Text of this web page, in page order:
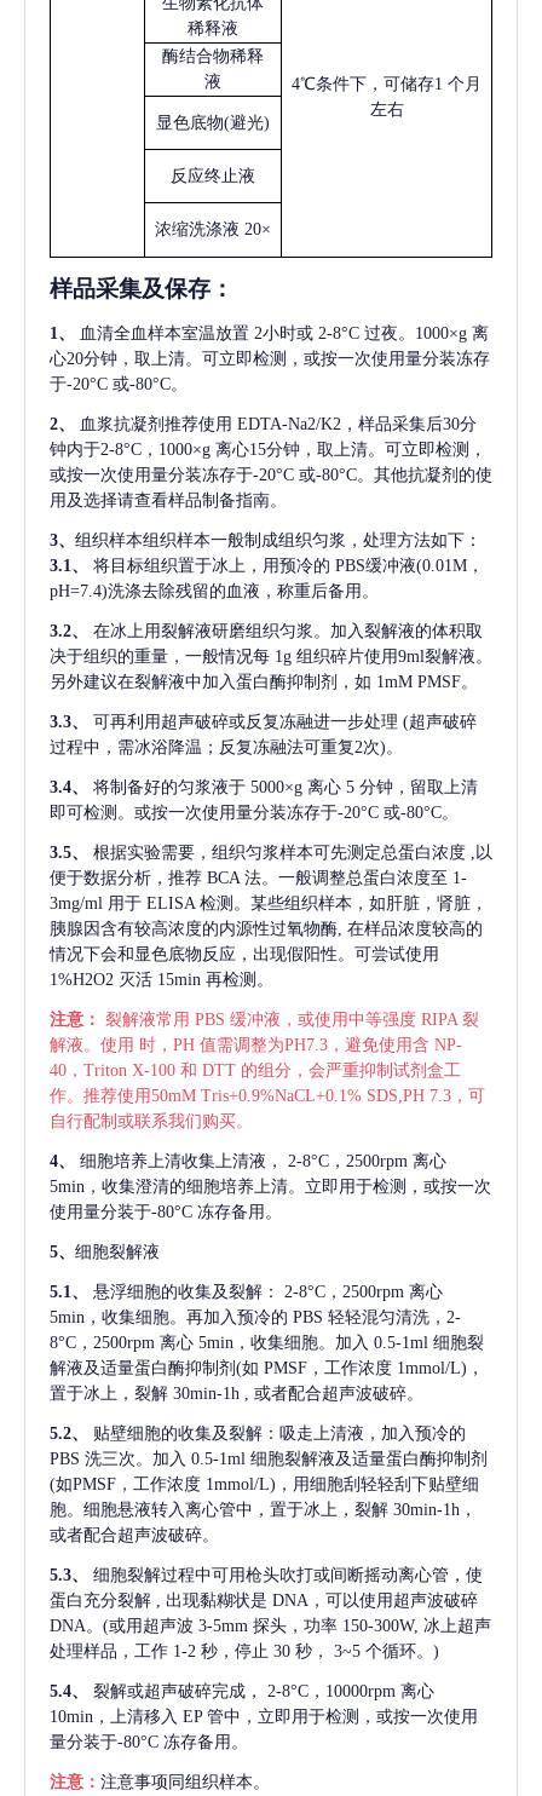
4℃条件下，可储存1 个月
左右
稀释液
酶结合物稀释
液
显色底物(避光)
反应终止液
浓缩洗涤液 20×
样品采集及保存 ：
1、 血清全血样本室温放置 2小时或 2-8°C 过夜。1000×g 离
心20分钟，取上清。可立即检测，或按一次使用量分装冻存
于-20°C 或-80°C。
2、 血浆抗凝剂推荐使用 EDTA-Na2/K2，样品采集后30分
钟内于2-8°C，1000×g 离心15分钟，取上清。可立即检测，
或按一次使用量分装冻存于-20°C 或-80°C。其他抗凝剂的使
用及选择请查看样品制备指南。
3、 组织样本组织样本一般制成组织匀浆，处理方法如下：
3.1、
将目标组织置于冰上，用预冷的 PBS缓冲液(0.01M，
pH=7.4)洗涤去除残留的血液，称重后备用。
3.2、
在冰上用裂解液研磨组织匀浆。加入裂解液的体积取
决于组织的重量，一般情况每 1g 组织碎片使用9ml裂解液。
另外建议在裂解液中加入蛋白酶抑制剂，如 1mM PMSF。
3.3、 可再利用超声破碎或反复冻融进一步处理 (超声破碎
过程中，需冰浴降温；反复冻融法可重复2次)。
3.4、 将制备好的匀浆液于 5000×g 离心 5 分钟，留取上清
即可检测。或按一次使用量分装冻存于-20°C 或-80°C。
3.5、 根据实验需要，组织匀浆样本可先测定总蛋白浓度 ,以
便于数据分析，推荐 BCA 法。一般调整总蛋白浓度至 1-
3mg/ml 用于 ELISA 检测。某些组织样本，如肝脏，肾脏，
胰腺因含有较高浓度的内源性过氧物酶, 在样品浓度较高的
情况下会和显色底物反应，出现假阳性。可尝试使用
1%H2O2 灭活 15min 再检测。
注意： 裂解液常用 PBS 缓冲液，或使用中等强度 RIPA 裂
解液。使用 时，PH 值需调整为PH7.3，避免使用含 NP-
40，Triton X-100 和 DTT 的组分，会严重抑制试剂盒工
作。推荐使用50mM Tris+0.9%NaCL+0.1% SDS,PH 7.3，可
自行配制或联系我们购买。
4、 细胞培养上清收集上清液，
2-8°C，2500rpm 离心
5min，收集澄清的细胞培养上清。立即用于检测，或按一次
使用量分装于-80°C 冻存备用。
5、 细胞裂解液
5.1、 悬浮细胞的收集及裂解：
2-8°C，2500rpm 离心
5min，收集细胞。再加入预冷的 PBS 轻轻混匀清洗，2-
8°C，2500rpm 离心 5min，收集细胞。加入 0.5-1ml 细胞裂
解液及适量蛋白酶抑制剂(如 PMSF，工作浓度 1mmol/L)，
置于冰上，裂解 30min-1h , 或者配合超声波破碎。
5.2、
贴壁细胞的收集及裂解：吸走上清液，加入预冷的
PBS 洗三次。加入 0.5-1ml 细胞裂解液及适量蛋白酶抑制剂
(如PMSF，工作浓度 1mmol/L)，用细胞刮轻轻刮下贴壁细
胞。细胞悬液转入离心管中，置于冰上，裂解 30min-1h，
或者配合超声波破碎。
5.3、
细胞裂解过程中可用枪头吹打或间断摇动离心管，使
蛋白充分裂解 , 出现黏糊状是 DNA，可以使用超声波破碎
DNA。(或用超声波 3-5mm 探头，功率 150-300W, 冰上超声
处理样品，工作 1-2 秒，停止 30 秒， 3~5 个循环。)
5.4、 裂解或超声破碎完成，
2-8°C，10000rpm 离心
10min，上清移入 EP 管中，立即用于检测，或按一次使用
量分装于-80°C 冻存备用。
注意： 注意事项同组织样本。